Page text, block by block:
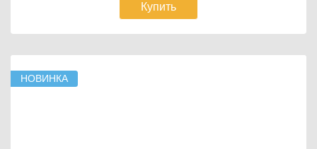
Купить
НОВИНКА